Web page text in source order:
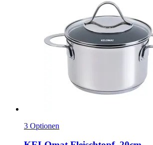
3 Optionen